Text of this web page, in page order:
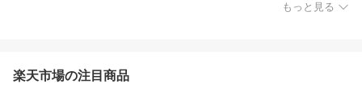
もっと見る
楽天市場の注目商品